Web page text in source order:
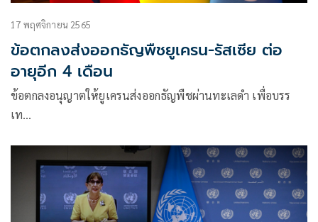
17 พฤศจิกายน 2565
ข้อตกลงส่งออกธัญพืชยูเครน-รัสเซีย ต่อ
อายุอีก 4 เดือน
ข้อตกลงอนุญาตให้ยูเครนส่งออกธัญพืชผ่านทะเลดำ เพื่อบรร
เท…